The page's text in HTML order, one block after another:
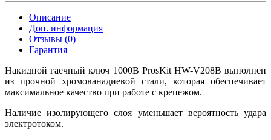
Описание
Доп. информация
Отзывы (0)
Гарантия
Накидной гаечный ключ 1000В ProsKit HW-V208B выполнен
из прочной хромованадиевой стали, которая обеспечивает
максимальное качество при работе с крепежом.
Наличие изолирующего слоя уменьшает вероятность удара
электротоком.